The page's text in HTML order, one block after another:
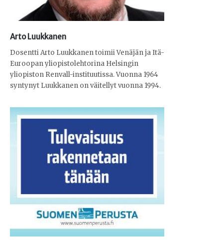
Arto Luukkanen
Dosentti Arto Luukkanen toimii Venäjän ja Itä-
Euroopan yliopistolehtorina Helsingin
yliopiston Renvall-instituutissa. Vuonna 1964
syntynyt Luukkanen on väitellyt vuonna 1994.